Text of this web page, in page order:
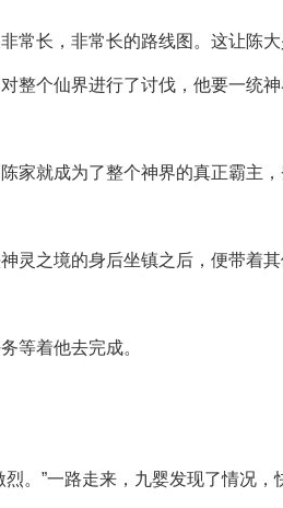
常长，非常长的路线图。这让陈
整个仙界进行了讨伐，他要一统神
就成为了整个神界的真正霸主，
之境的身后坐镇之后，便带着其
等着他去完成。
。”一路走来，九婴发现了情况，